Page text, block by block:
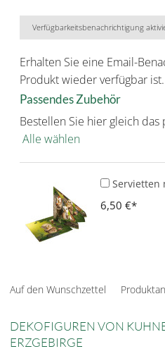
Verfügbarkeitsbenachrichtigung
Erhalten Sie eine Email-
Produkt wieder verfügbar ist.
Passendes Zubehör
Bestellen Sie hier gleich
Alle wählen
Servietten
6,50 €
Auf den Wunschzettel
DEKOFIGUREN VON
ERZGEBIRGE